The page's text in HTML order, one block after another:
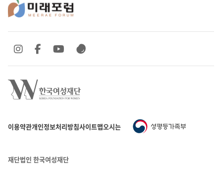
이용약관개인정보처리방침사이트맵오시는 길
SNS 바로가기
SNS 바로가기SNS 바로가기
SNS 바로가기
재단법인 한국여성재단